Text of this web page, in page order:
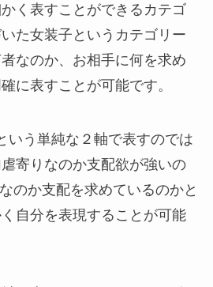
く表すことができるカテゴ
た女装子というカテゴリー
なのか、お相手に何を求め
に表すことが可能です。
いう単純な２軸で表すのでは
寄りなのか支配欲が強いの
のか支配を求めているのかと
自分を表現することが可能